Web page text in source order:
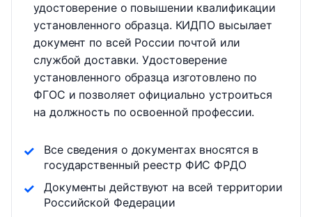
удостоверение о повышении квалификации
установленного образца. КИДПО высылает
документ по всей России почтой или
службой доставки. Удостоверение
установленного образца изготовлено по
ФГОС и позволяет официально устроиться
на должность по освоенной профессии.
Все сведения о документах вносятся в
государственный реестр ФИС ФРДО
Документы действуют на всей территории
Российской Федерации